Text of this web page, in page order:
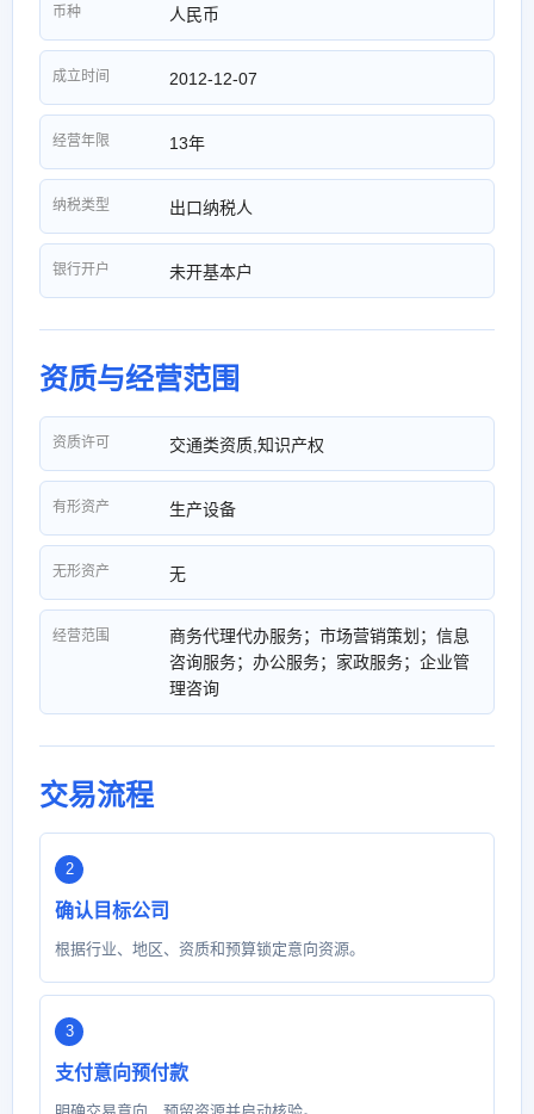
币种 人民币
成立时间 2012-12-07
经营年限 13年
纳税类型 出口纳税人
银行开户 未开基本户
资质与经营范围
资质许可 交通类资质,知识产权
有形资产 生产设备
无形资产 无
经营范围
商务代理代办服务；市场营销策划；信息
咨询服务；办公服务；家政服务；企业管
理咨询
交易流程
确认目标公司
根据行业、地区、资质和预算锁定意向资源。
支付意向预付款